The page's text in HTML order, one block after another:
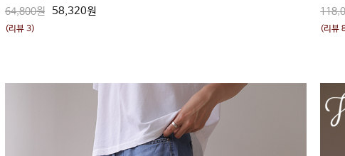
64,800원 58,320원
(리뷰 3) (리뷰